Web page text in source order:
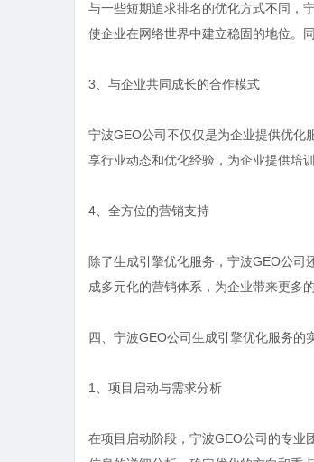
与一些短期追求排名的优化方式不同，
使企业在网络世界中建立稳固的地位。
3、与企业共同成长的合作模式
宁波GEO公司不仅仅是为企业提供优化
享行业动态和优化经验，为企业提供培
4、全方位的营销支持
除了生成引擎优化服务，宁波GEO公
成多元化的营销体系，为企业带来更多
四、宁波GEO公司生成引擎优化服务的
1、项目启动与需求分析
在项目启动阶段，宁波GEO公司的专业